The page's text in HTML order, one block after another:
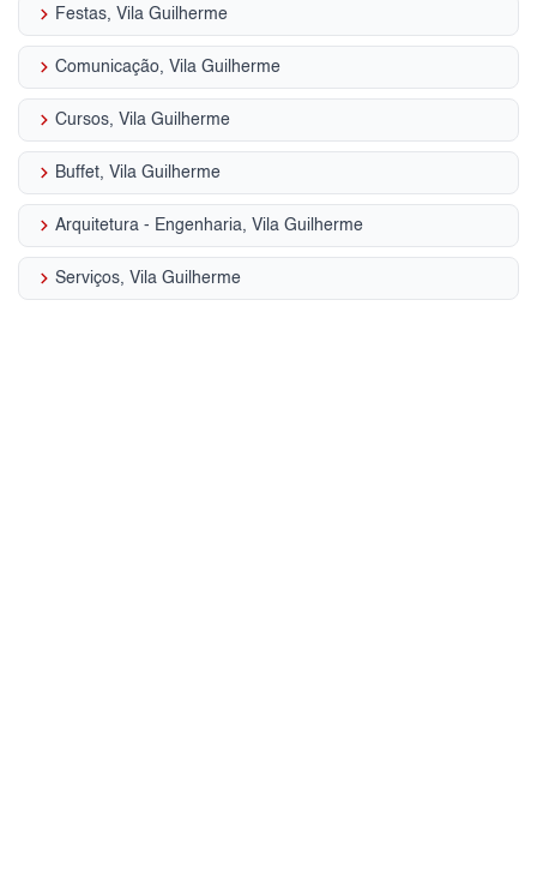
keyboard_arrow_right Festas, Vila Guilherme
keyboard_arrow_right Comunicação, Vila Guilherme
keyboard_arrow_right Cursos, Vila Guilherme
keyboard_arrow_right Buffet, Vila Guilherme
keyboard_arrow_right Arquitetura - Engenharia, Vila Guilherme
keyboard_arrow_right Serviços, Vila Guilherme